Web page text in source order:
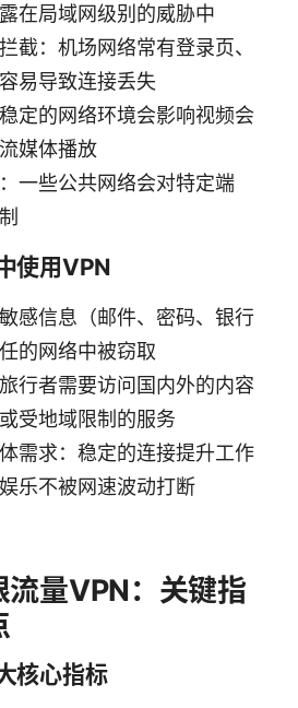
在局域网级别的威胁中
截：机场网络常有登录页、
易导致连接丢失
定的网络环境会影响视频会
媒体播放
一些公共网络会对特定端
使用VPN
感信息（邮件、密码、银行
的网络中被窃取
行者需要访问国内外的内容
受地域限制的服务
需求：稳定的连接提升工作
乐不被网速波动打断
流量VPN：关键指
核心指标